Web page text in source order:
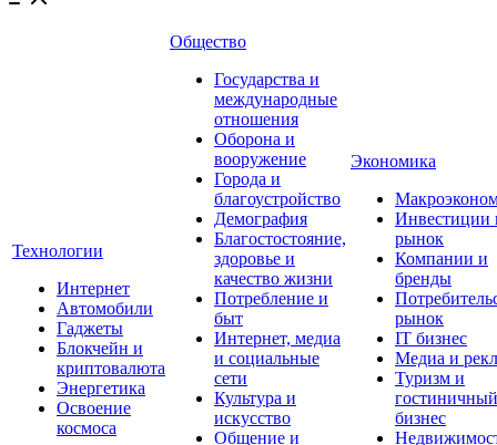
Технологии
Интернет
Автомобили
Гаджеты
Блокчейн и
криптовалюта
Энергетика
Освоение
космоса
Общество
Государства и
международные
отношения
Оборона и
вооружение
Города и
благоустройство
Демография
Благостостояние,
здоровье и
качество жизни
Потребление и
быт
Интернет, медиа
и социальные
сети
Культура и
искусство
Общение и
Экономика
Инвестиции
рынок
Компании и
бренды
рынок
IT бизнес
Медиа и
Туризм и
гостиничный
бизнес